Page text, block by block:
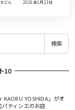
すどん 2026年1月21日
検索
10
YOSHIDA」がオ
ティシエのお店